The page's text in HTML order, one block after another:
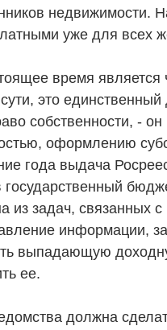
недвижимости.
уже для всех
время является
это единственный
собственности, - он
оформлению
года выдача
государственный
из задач, связанных
информации,
выпадающую
ее.
должна